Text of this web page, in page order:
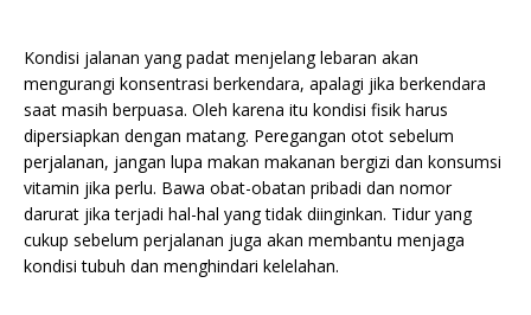
Kondisi jalanan yang padat menjelang lebaran akan
mengurangi konsentrasi berkendara, apalagi jika berkendara
saat masih berpuasa. Oleh karena itu kondisi fisik harus
dipersiapkan dengan matang. Peregangan otot sebelum
perjalanan, jangan lupa makan makanan bergizi dan konsumsi
vitamin jika perlu. Bawa obat-obatan pribadi dan nomor
darurat jika terjadi hal-hal yang tidak diinginkan. Tidur yang
cukup sebelum perjalanan juga akan membantu menjaga
kondisi tubuh dan menghindari kelelahan.